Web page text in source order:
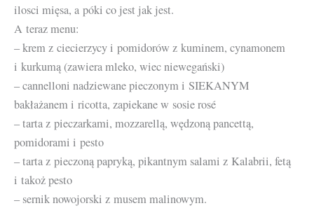
ilosci mięsa, a póki co jest jak jest.
A teraz menu:
– krem z ciecierzycy i pomidorów z kuminem, cynamonem
i kurkumą (zawiera mleko, wiec niewegański)
– cannelloni nadziewane pieczonym i SIEKANYM
bakłażanem i ricotta, zapiekane w sosie rosé
– tarta z pieczarkami, mozzarellą, wędzoną pancettą,
pomidorami i pesto
– tarta z pieczoną papryką, pikantnym salami z Kalabrii, fetą
i takoż pesto
– sernik nowojorski z musem malinowym.